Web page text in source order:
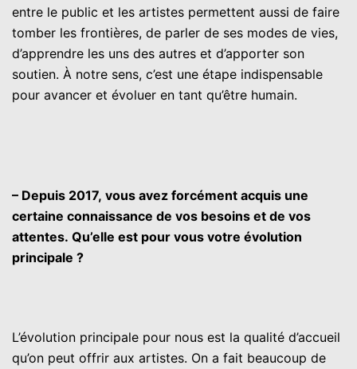
entre le public et les artistes permettent aussi de faire
tomber les frontières, de parler de ses modes de vies,
d’apprendre les uns des autres et d’apporter son
soutien. À notre sens, c’est une étape indispensable
pour avancer et évoluer en tant qu’être humain.
– Depuis 2017, vous avez forcément acquis une
certaine connaissance de vos besoins et de vos
attentes. Qu’elle est pour vous votre évolution
principale ?
L’évolution principale pour nous est la qualité d’accueil
qu’on peut offrir aux artistes. On a fait beaucoup de